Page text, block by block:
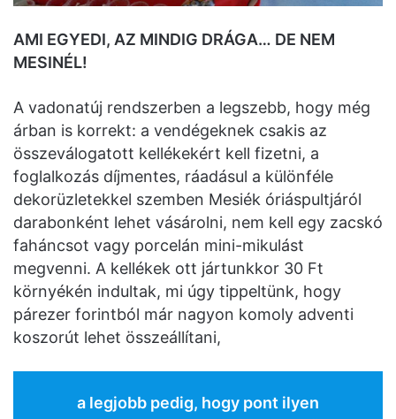
AMI EGYEDI, AZ MINDIG DRÁGA… DE NEM
MESINÉL!
A vadonatúj rendszerben a legszebb, hogy még
árban is korrekt: a vendégeknek csakis az
összeválogatott kellékekért kell fizetni, a
foglalkozás díjmentes, ráadásul a különféle
dekorüzletekkel szemben Mesiék óriáspultjáról
darabonként lehet vásárolni, nem kell egy zacskó
faháncsot vagy porcelán mini-mikulást
megvenni. A kellékek ott jártunkkor 30 Ft
környékén indultak, mi úgy tippeltünk, hogy
párezer forintból már nagyon komoly adventi
koszorút lehet összeállítani,
a legjobb pedig, hogy pont ilyen